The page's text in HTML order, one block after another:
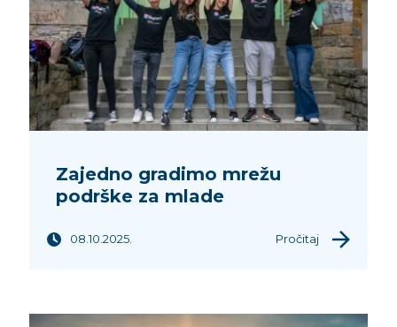
Zajedno gradimo mrežu
podrške za mlade
08.10.2025. Pročitaj